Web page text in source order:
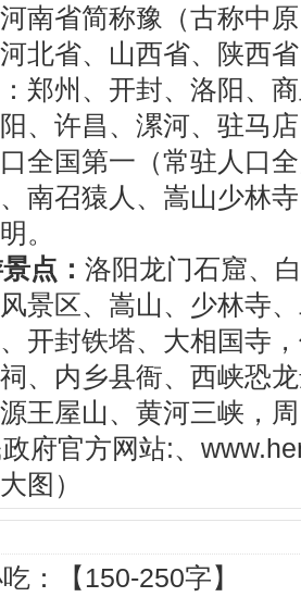
南省简称豫（古称中
北省、山西省、陕西
郑州、开封、洛阳、
、许昌、漯河、驻马
全国第一（常驻人口
南召猿人、嵩山少林
。
点： 洛阳龙门石窟、
景区、嵩山、少林寺
开封铁塔、大相国寺
、内乡县衙、西峡恐
王屋山、黄河三峡，
府官方网站:、
图）
：【150-250字】